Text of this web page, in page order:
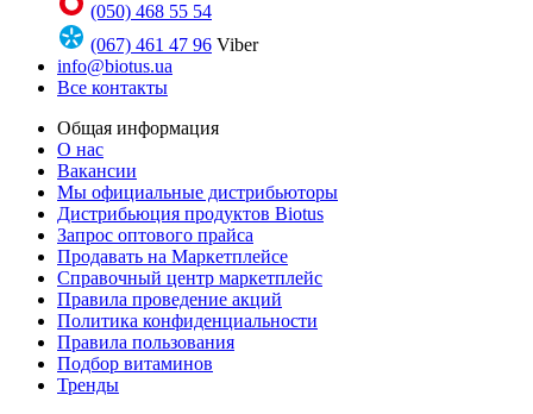
(050) 468 55 54
(067) 461 47 96 Viber
info@biotus.ua
Все контакты
Общая информация
О нас
Вакансии
Мы официальные дистрибьюторы
Дистрибьюция продуктов Biotus
Запрос оптового прайса
Продавать на Маркетплейсе
Справочный центр маркетплейс
Правила проведение акций
Политика конфиденциальности
Правила пользования
Подбор витаминов
Тренды